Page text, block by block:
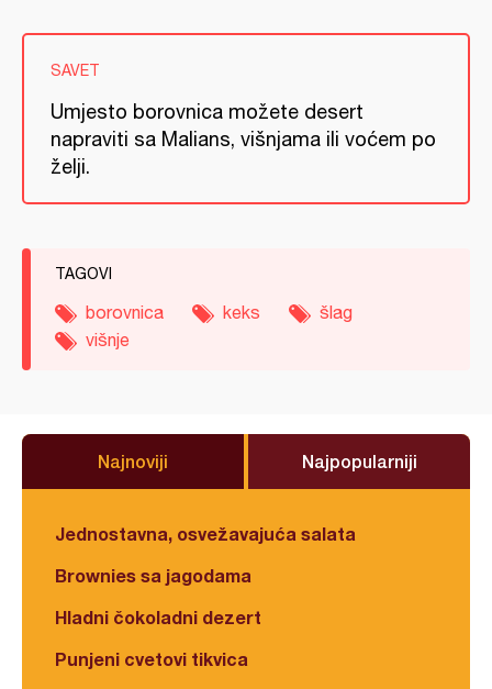
SAVET
Umjesto borovnica možete desert
napraviti sa Malians, višnjama ili voćem po
želji.
TAGOVI
borovnica keks
šlag
višnje
Najnoviji Najpopularniji
Jednostavna, osvežavajuća salata
Brownies sa jagodama
Hladni čokoladni dezert
Punjeni cvetovi tikvica